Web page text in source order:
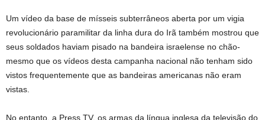
Um vídeo da base de mísseis subterrâneos aberta por um vigia
revolucionário paramilitar da linha dura do Irã também mostrou que
seus soldados haviam pisado na bandeira israelense no chão-
mesmo que os vídeos desta campanha nacional não tenham sido
vistos frequentemente que as bandeiras americanas não eram
vistas.
No entanto, a Press TV, os armas da língua inglesa da televisão do